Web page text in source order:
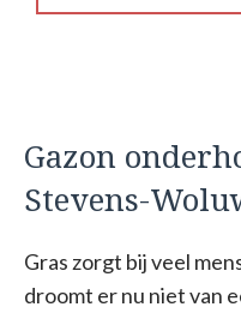
Gazon
Stevens-
Gras zorgt bij veel
droomt er nu niet van